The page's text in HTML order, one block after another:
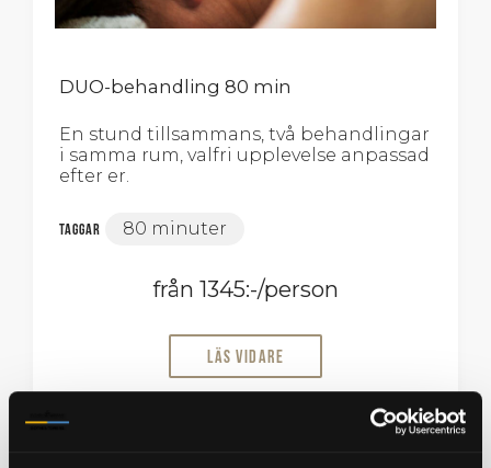
DUO-behandling 80 min
En stund tillsammans, två behandlingar
i samma rum, valfri upplevelse anpassad
efter er.
Taggar 80 minuter
från 1345:-/person
Läs vidare